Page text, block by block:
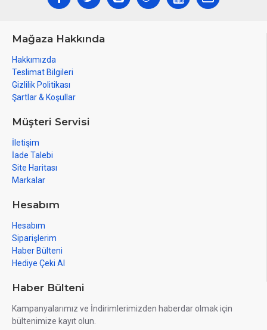
Mağaza Hakkında
Hakkımızda
Teslimat Bilgileri
Gizlilik Politikası
Şartlar & Koşullar
Müşteri Servisi
İletişim
İade Talebi
Site Haritası
Markalar
Hesabım
Hesabım
Siparişlerim
Haber Bülteni
Hediye Çeki Al
Haber Bülteni
Kampanyalarımız ve İndirimlerimizden haberdar olmak için
bültenimize kayıt olun.